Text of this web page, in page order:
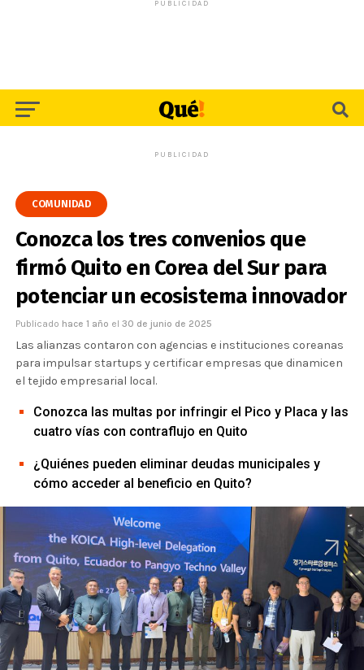
PUBLICIDAD
PUBLICIDAD
COMUNIDAD
Conozca los tres convenios que
firmó Quito en Corea del Sur para
potenciar un ecosistema innovador
Publicado hace 1 año el 30 de junio de 2025
Las alianzas contaron con agencias e instituciones coreanas
para impulsar startups y certificar empresas que dinamicen
el tejido empresarial local.
Conozca las multas por infringir el Pico y Placa y las
cuatro vías con contraflujo en Quito
¿Quiénes pueden eliminar deudas municipales y
cómo acceder al beneficio en Quito?